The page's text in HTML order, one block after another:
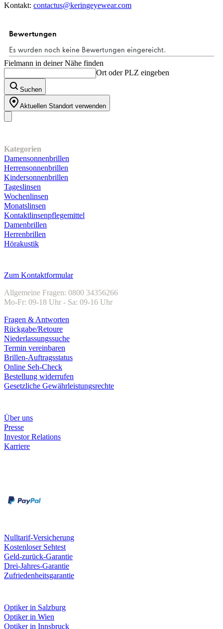
Kontakt: contactus@keringeyewear.com
Fielmann in deiner Nähe finden
Ort oder PLZ eingeben
Suchen
Aktuellen Standort verwenden
Kategorien
Damensonnenbrillen
Herrensonnenbrillen
Kindersonnenbrillen
Tageslinsen
Wochenlinsen
Monatslinsen
Kontaktlinsenpflegemittel
Damenbrillen
Herrenbrillen
Hörakustik
Zum Kontaktformular
Allgemeine Fragen: 0800 34356266
Mo-Fr: 09-18 Uhr - Sa: 09-16 Uhr
Fragen & Antworten
Rückgabe/Retoure
Niederlassungssuche
Termin vereinbaren
Brillen-Auftragsstatus
Online Seh-Check
Bestellung widerrufen
Gesetzliche Gewährleistungsrechte
Über uns
Presse
Investor Relations
Karriere
Nulltarif-Versicherung
Kostenloser Sehtest
Geld-zurück-Garantie
Drei-Jahres-Garantie
Zufriedenheitsgarantie
Optiker in Salzburg
Optiker in Wien
Optiker in Innsbruck